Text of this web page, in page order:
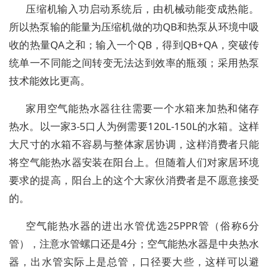
压缩机输入功启动系统后，由机械动能变成热能。
所以热泵输的能量为压缩机做的功QB和热泵从环境中吸
收的热量QA之和；输入一个QB，得到QB+QA，突破传
统单一不同能之间转变无法达到效率的瓶颈；采用热泵
技术能效比更高。
家用空气能热水器往往需要一个水箱来加热和储存
热水。以一家3-5口人为例需要120L-150L的水箱。这样
大尺寸的水箱不容易与整体家居协调，这样消费者只能
将空气能热水器安装在阳台上。但随着人们对家居环境
要求的提高，阳台上的这个大家伙消费者是不愿意接受
的。
空气能热水器的进出水管优选25PPR管（俗称6分
管），注意水管螺口还是4分；空气能热水器是中央热水
器，出水管实际上是总管，口径要大些，这样可以避